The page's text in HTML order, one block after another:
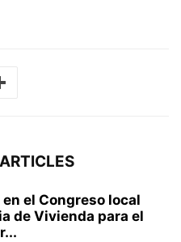
el Congreso local
de Vivienda para el